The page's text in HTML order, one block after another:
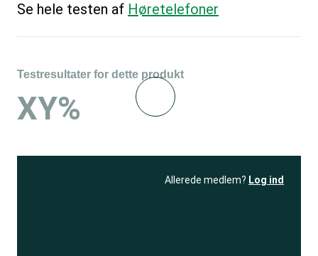
Se hele testen af Høretelefoner
Testresultater for dette produkt
XY%
Allerede medlem? Log ind